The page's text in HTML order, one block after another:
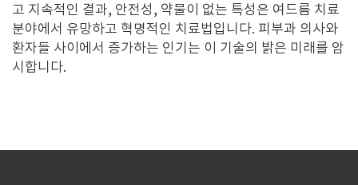
고 지속적인 결과, 안전성, 약물이 없는 특성은 여드름 치료
분야에서 유망하고 혁명적인 치료법입니다. 피부과 의사와
환자들 사이에서 증가하는 인기는 이 기술의 밝은 미래를 암
시합니다.